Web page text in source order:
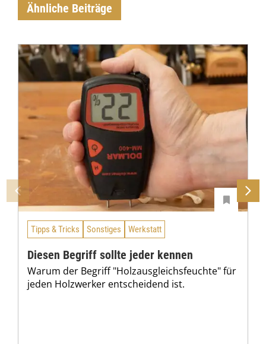
Ähnliche Beiträge
Tipps & Tricks Sonstiges Werkstatt
Diesen Begriff sollte jeder kennen
Warum der Begriff "Holzausgleichsfeuchte" für
jeden Holzwerker entscheidend ist.